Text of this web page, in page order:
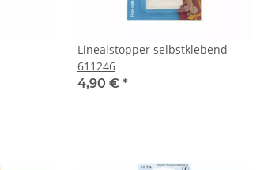
Linealstopper selbstklebend
611246
4,90 € *